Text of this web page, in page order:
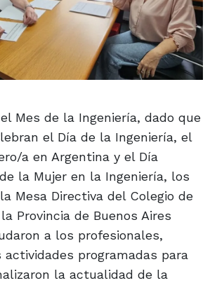
Mes de la Ingeniería, dado que
el Día de la Ingeniería, el
a en Argentina y el Día
la Mujer en la Ingeniería, los
Mesa Directiva del Colegio de
Provincia de Buenos Aires
a los profesionales,
programadas para
la actualidad de la